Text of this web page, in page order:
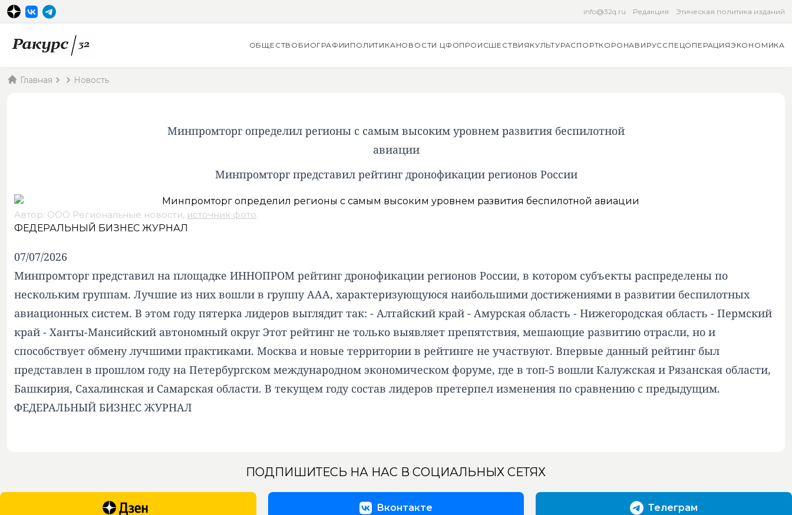
info@32q.ru Редакция Этическая политика изданий
ОБЩЕСТВО БИОГРАФИИ ПОЛИТИКАНОВОСТИ ЦФОПРОИСШЕСТВИЯ КУЛЬТУРАСПОРТКОРОНАВИРУССПЕЦОПЕРАЦИЯЭКОНОМИКА
Главная Новость
Минпромторг определил регионы с самым высоким уровнем развития беспилотной
авиации
Минпромторг представил рейтинг дронофикации регионов России
Автор: ООО Региональные новости, источник фото.
ФЕДЕРАЛЬНЫЙ БИЗНЕС ЖУРНАЛ
07/07/2026
Минпромторг представил на площадке ИННОПРОМ рейтинг дронофикации регионов России, в котором субъекты распределены по
нескольким группам. Лучшие из них вошли в группу ААА, характеризующуюся наибольшими достижениями в развитии беспилотных
авиационных систем. В этом году пятерка лидеров выглядит так: - Алтайский край - Амурская область - Нижегородская область - Пермский
край - Ханты-Мансийский автономный округ Этот рейтинг не только выявляет препятствия, мешающие развитию отрасли, но и
способствует обмену лучшими практиками. Москва и новые территории в рейтинге не участвуют. Впервые данный рейтинг был
представлен в прошлом году на Петербургском международном экономическом форуме, где в топ-5 вошли Калужская и Рязанская области,
Башкирия, Сахалинская и Самарская области. В текущем году состав лидеров претерпел изменения по сравнению с предыдущим.
ФЕДЕРАЛЬНЫЙ БИЗНЕС ЖУРНАЛ
ПОДПИШИТЕСЬ НА НАС В СОЦИАЛЬНЫХ СЕТЯХ
Вконтакте Телеграм